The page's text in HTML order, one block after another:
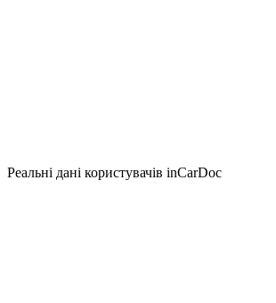
Реальні дані користувачів inCarDoc